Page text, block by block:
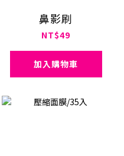
鼻影刷
NT$49
加入購物車